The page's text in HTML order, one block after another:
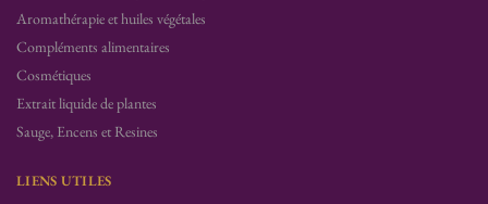
Aromathérapie et huiles végétales
Compléments alimentaires
Cosmétiques
Extrait liquide de plantes
Sauge, Encens et Resines
LIENS UTILES